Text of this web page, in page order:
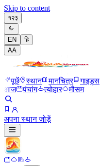
Skip to content
१२३
EN
हि
AA
पूछें स्थान मानचित्र गाइड्स
आज
पंचांग त्योहार मौसम
अपना स्थान जोड़ें